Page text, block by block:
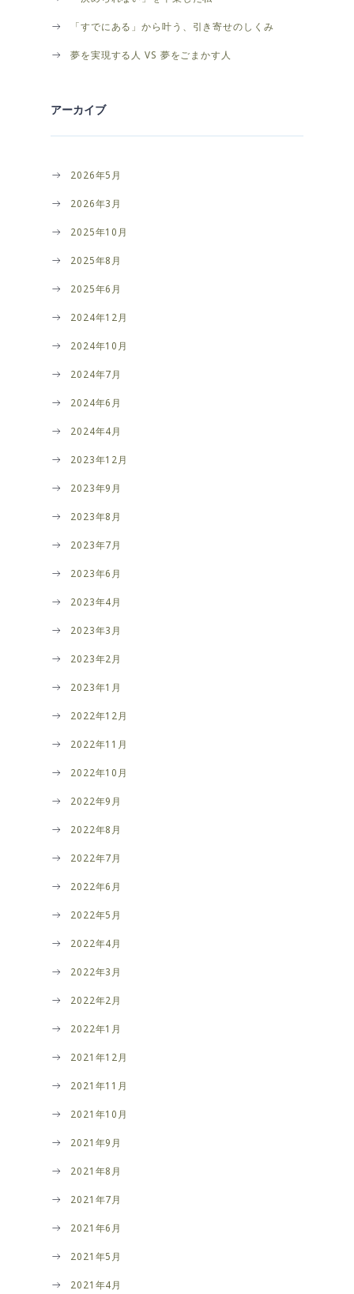
「すでにある」から叶う、引き寄せのしくみ
夢を実現する人 VS 夢をごまかす人
アーカイブ
2026年5月
2026年3月
2025年10月
2025年8月
2025年6月
2024年12月
2024年10月
2024年7月
2024年6月
2024年4月
2023年12月
2023年9月
2023年8月
2023年7月
2023年6月
2023年4月
2023年3月
2023年2月
2023年1月
2022年12月
2022年11月
2022年10月
2022年9月
2022年8月
2022年7月
2022年6月
2022年5月
2022年4月
2022年3月
2022年2月
2022年1月
2021年12月
2021年11月
2021年10月
2021年9月
2021年8月
2021年7月
2021年6月
2021年5月
2021年4月